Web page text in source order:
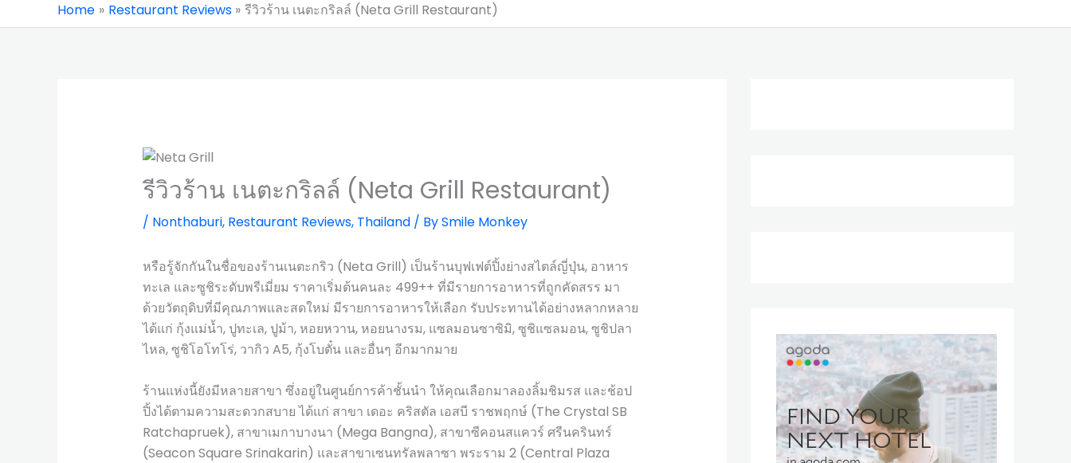
Home Restaurant Reviews รีวิวร้าน เนตะกริลล์ (Neta Grill Restaurant)
รีวิวร้าน เนตะกริลล์ (Neta Grill Restaurant)
/ Nonthaburi, Restaurant Reviews, Thailand/ BySmile Monkey
หรือรู้จักกันในชื่อของร้านเนตะกริว (Neta Grill) เป็นร้านบุฟเฟต์ปิ้งย่างสไตล์ญี่ปุ่น, อาหาร
ทะเล และซูชิระดับพรีเมี่ยม ราคาเริ่มต้นคนละ 499++ ที่มีรายการอาหารที่ถูกคัดสรร มา
ด้วยวัตถุดิบที่มีคุณภาพและสดใหม่ มีรายการอาหารให้เลือก รับประทานได้อย่างหลากหลาย
ได้แก่ กุ้งแม่น้ำ, ปูทะเล, ปูม้า, หอยหวาน, หอยนางรม, แซลมอนซาซิมิ, ซูชิแซลมอน, ซูชิปลา
ไหล, ซูชิโอโทโร่, วากิว A5, กุ้งโบตั๋น และอื่นๆ อีกมากมาย
ร้านแห่งนี้ยังมีหลายสาขา ซึ่งอยู่ในศูนย์การค้าชั้นนำ ให้คุณเลือกมาลองลิ้มชิมรส และช้อป
ปิ้งได้ตามความสะดวกสบาย ได้แก่ สาขา เดอะ คริสตัล เอสบี ราชพฤกษ์ (The Crystal SB
Ratchapruek), สาขาเมกาบางนา (Mega Bangna), สาขาซีคอนสแควร์ ศรีนครินทร์
(Seacon Square Srinakarin) และสาขาเซนทรัลพลาซา พระราม 2 (Central Plaza